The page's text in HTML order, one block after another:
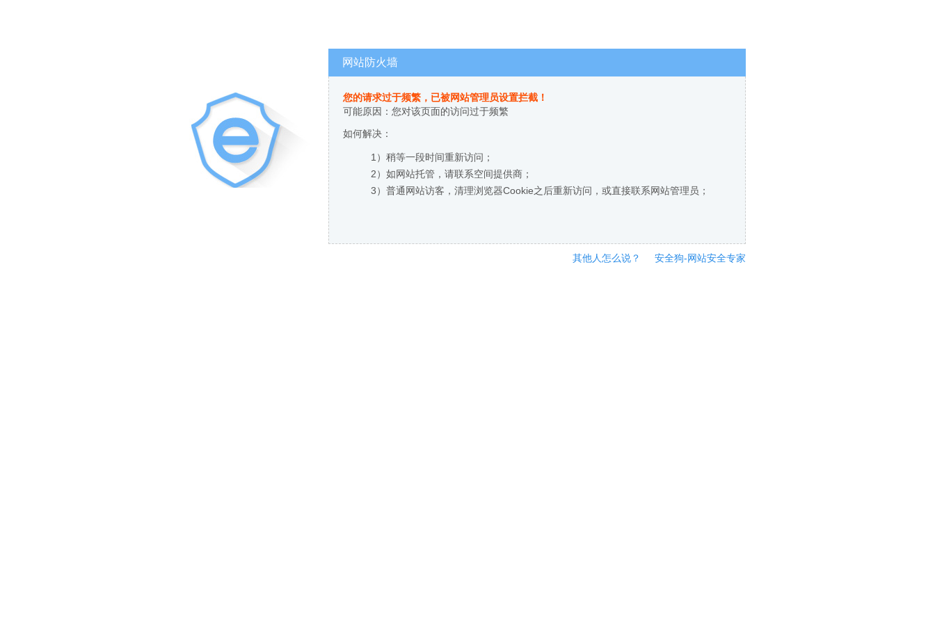
网站防火墙
您的请求过于频繁，已被网站管理员设置拦截！
可能原因：您对该页面的访问过于频繁
如何解决：
1）稍等一段时间重新访问；
2）如网站托管，请联系空间提供商；
3）普通网站访客，清理浏览器Cookie之后重新访问，或直接联系网站管理员；
其他人怎么说？ 安全狗-网站安全专家